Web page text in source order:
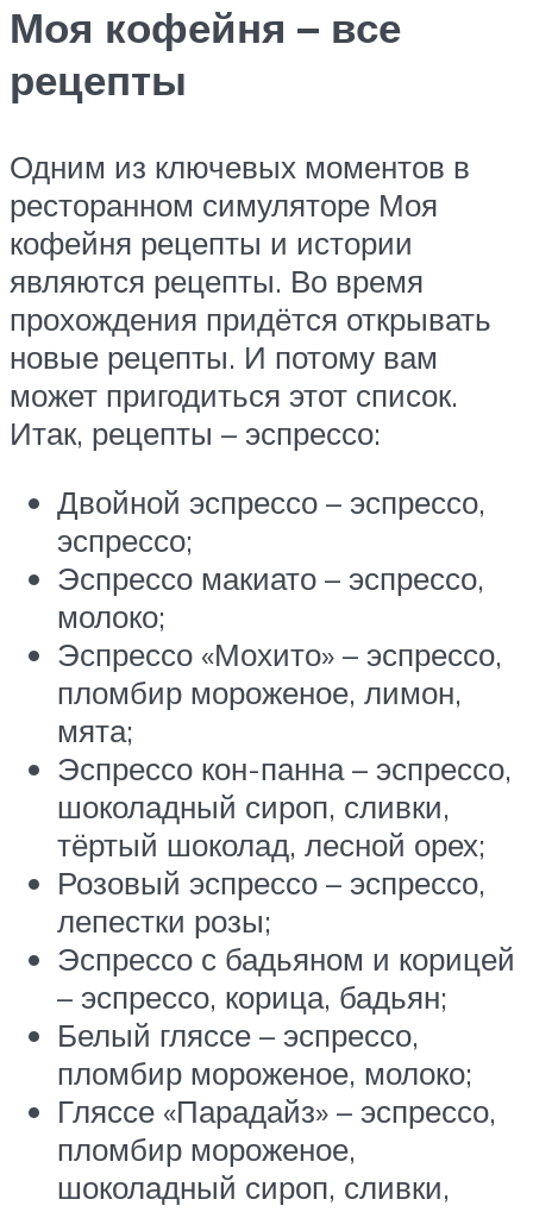
Моя кофейня – все
рецепты
Одним из ключевых моментов в
ресторанном симуляторе Моя
кофейня рецепты и истории
являются рецепты. Во время
прохождения придётся открывать
новые рецепты. И потому вам
может пригодиться этот список.
Итак, рецепты – эспрессо:
Двойной эспрессо – эспрессо,
эспрессо;
Эспрессо макиато – эспрессо,
молоко;
Эспрессо «Мохито» – эспрессо,
пломбир мороженое, лимон,
мята;
Эспрессо кон-панна – эспрессо,
шоколадный сироп, сливки,
тёртый шоколад, лесной орех;
Розовый эспрессо – эспрессо,
лепестки розы;
Эспрессо с бадьяном и корицей
– эспрессо, корица, бадьян;
Белый гляссе – эспрессо,
пломбир мороженое, молоко;
Гляссе «Парадайз» – эспрессо,
пломбир мороженое,
шоколадный сироп, сливки,